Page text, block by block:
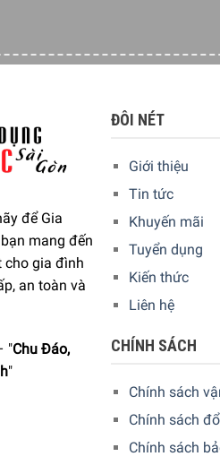
để Gia
mang đến
cho gia đình
an toàn và
"Chu Đáo,
"
ĐÔI NÉT
Giới thiệu
Tin tức
Khuyến mãi
Tuyển dụng
Kiến thức
Liên hệ
CHÍNH SÁCH
Chính sách
Chính sách
Chính sách